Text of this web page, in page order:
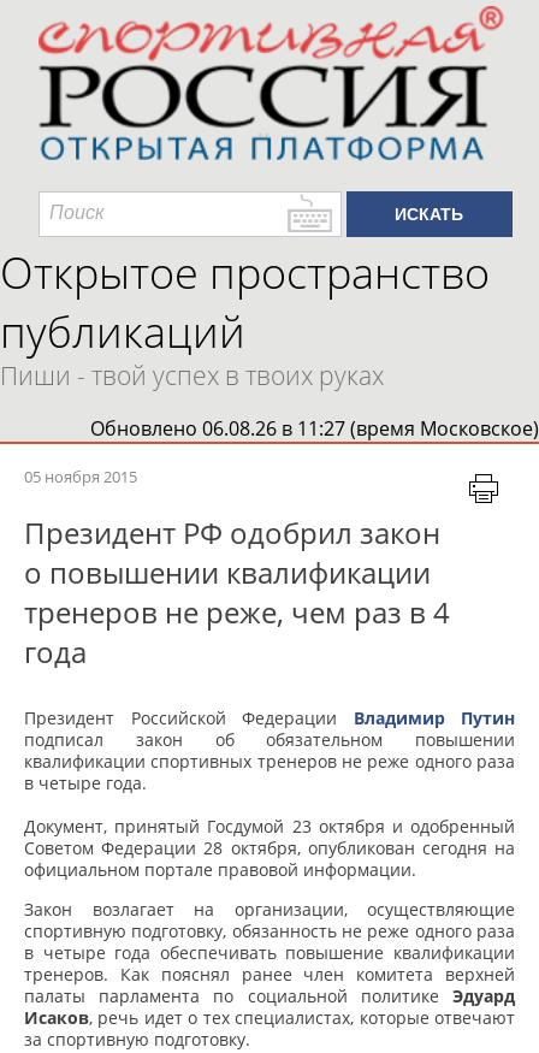
Открытое пространство
публикаций
Пиши - твой успех в твоих руках
Обновлено 06.08.26 в 11:27 (время Московское)
05 ноября 2015
Президент РФ одобрил закон
о повышении квалификации
тренеров не реже, чем раз в 4
года
Президент Российской Федерации Владимир Путин
подписал закон об обязательном повышении
квалификации спортивных тренеров не реже одного раза
в четыре года.
Документ, принятый Госдумой 23 октября и одобренный
Советом Федерации 28 октября, опубликован сегодня на
официальном портале правовой информации.
Закон возлагает на организации, осуществляющие
спортивную подготовку, обязанность не реже одного раза
в четыре года обеспечивать повышение квалификации
тренеров. Как пояснял ранее член комитета верхней
палаты парламента по социальной политике Эдуард
Исаков, речь идет о тех специалистах, которые отвечают
за спортивную подготовку.